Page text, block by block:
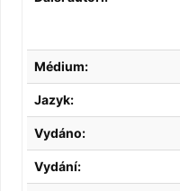
Médium:
Jazyk:
Vydáno:
Vydání: